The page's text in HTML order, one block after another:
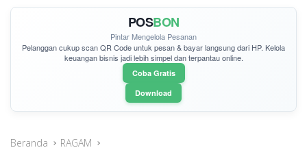
POSBON
Pintar Mengelola Pesanan
Pelanggan cukupscan QR Codeuntuk pesan & bayar langsung dari HP. Kelola
keuangan bisnis jadi lebih simpel dan terpantau online.
Coba Gratis
Download
Beranda RAGAM